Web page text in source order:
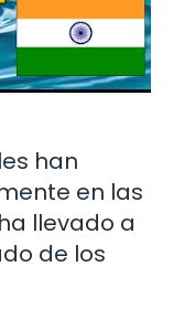
han
en las
llevado a
de los